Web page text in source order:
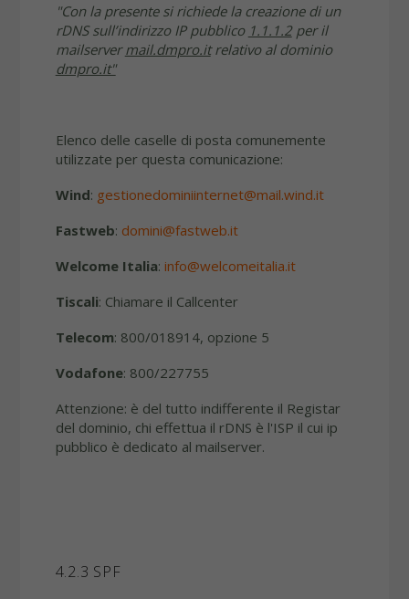
"Con la presente si richiede la creazione di un
rDNS sull’indirizzo IP pubblico 1.1.1.2per il
mailservermail.dmpro.itrelativo al dominio
dmpro.it"
Elenco delle caselle di posta comunemente
utilizzate per questa comunicazione:
Wind: gestionedominiinternet@mail.wind.it
Fastweb: domini@fastweb.it
Welcome Italia: info@welcomeitalia.it
Tiscali: Chiamare il Callcenter
Telecom: 800/018914, opzione 5
Vodafone: 800/227755
Attenzione: è del tutto indifferente il Registar
del dominio, chi effettua il rDNS è l'ISP il cui ip
pubblico è dedicato al mailserver.
4.2.3 SPF